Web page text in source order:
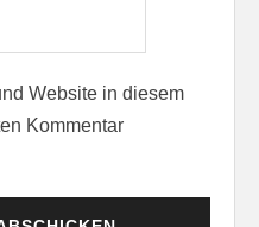
Website in diesem
Kommentar